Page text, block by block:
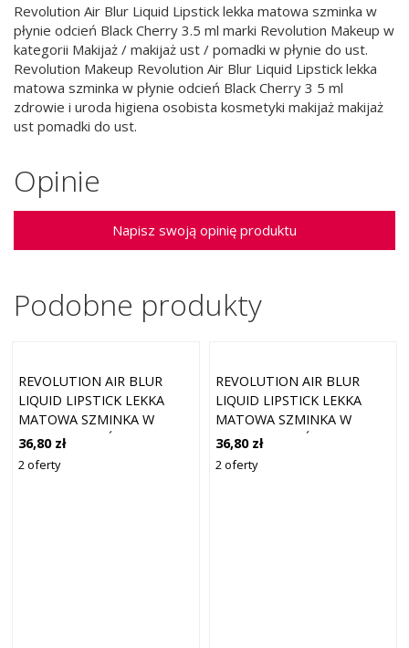
Revolution Air Blur Liquid Lipstick lekka matowa szminka w
płynie odcień Black Cherry 3.5 ml marki Revolution Makeup w
kategorii Makijaż / makijaż ust / pomadki w płynie do ust.
Revolution Makeup Revolution Air Blur Liquid Lipstick lekka
matowa szminka w płynie odcień Black Cherry 3 5 ml
zdrowie i uroda higiena osobista kosmetyki makijaż makijaż
ust pomadki do ust.
Opinie
Napisz swoją opinię produktu
Podobne produkty
REVOLUTION AIR BLUR
LIQUID LIPSTICK LEKKA
MATOWA SZMINKA W
PŁYNIE ODCIEŃ CHAUFFEUR
3.5 ML
36,80 zł
2 oferty
REVOLUTION AIR BLUR
LIQUID LIPSTICK LEKKA
MATOWA SZMINKA W
PŁYNIE ODCIEŃ PEACHY 3.5
ML
36,80 zł
2 oferty